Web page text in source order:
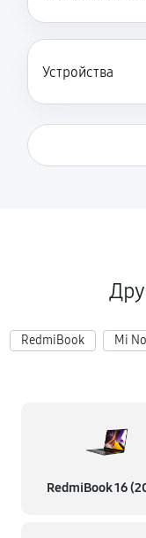
Устройства
RedmiBook Mi
RedmiBook 16